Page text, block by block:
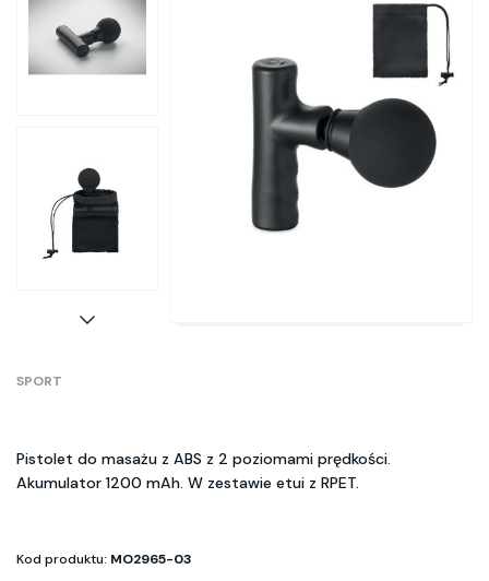
SPORT
Pistolet do masażu z ABS z 2 poziomami prędkości.
Akumulator 1200 mAh. W zestawie etui z RPET.
Kod produktu: MO2965-03